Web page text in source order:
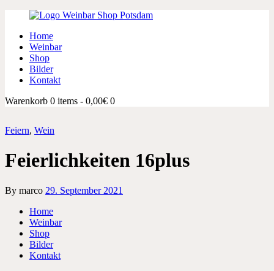
Home
Weinbar
Shop
Bilder
Kontakt
Warenkorb 0 items - 0,00€ 0
Feiern, Wein
Feierlichkeiten 16plus
By marco 29. September 2021
Home
Weinbar
Shop
Bilder
Kontakt